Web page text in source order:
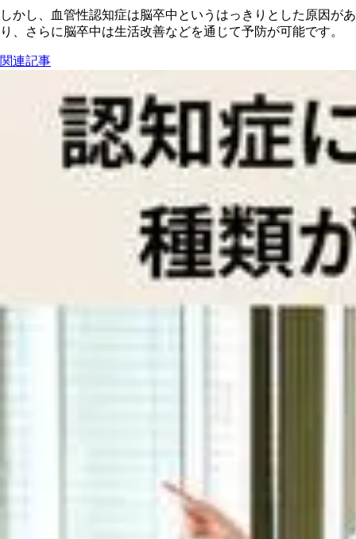
しかし、血管性認知症は脳卒中というはっきりとした原因があ
り、さらに脳卒中は生活改善などを通じて予防が可能です。
関連記事